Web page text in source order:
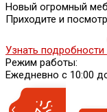
Новый огромный
Приходите и
Узнать подробности
Режим работы:
Ежедневно с 10:00